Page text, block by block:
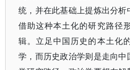
统，并在此基础上提炼出分析
借助这种本土化的研究路径
辑。立足中国历史的本土化
学，而历史政治学则是走向中